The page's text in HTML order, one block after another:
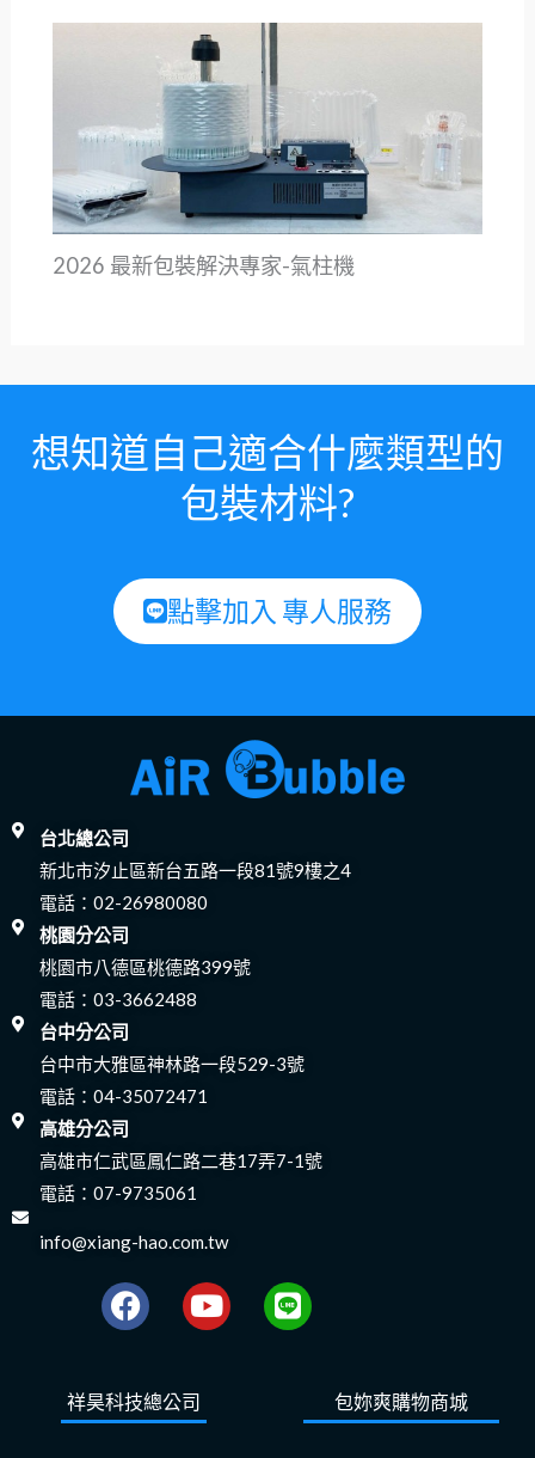
2026 最新包裝解決專家-氣柱機
想知道自己適合什麼類型的
包裝材料?
點擊加入 專人服務
台北總公司
新北市汐止區新台五路一段81號9樓之4
電話： 02-26980080
桃園分公司
桃園市八德區桃德路399號
電話： 03-3662488
台中分公司
台中市大雅區神林路一段529-3號
電話： 04-35072471
高雄分公司
高雄市仁武區鳳仁路二巷17弄7-1號
電話： 07-9735061
info@xiang-hao.com.tw
F
a
e
b
Y
o
u
L
i
祥昊科技總公司 包妳爽購物商城